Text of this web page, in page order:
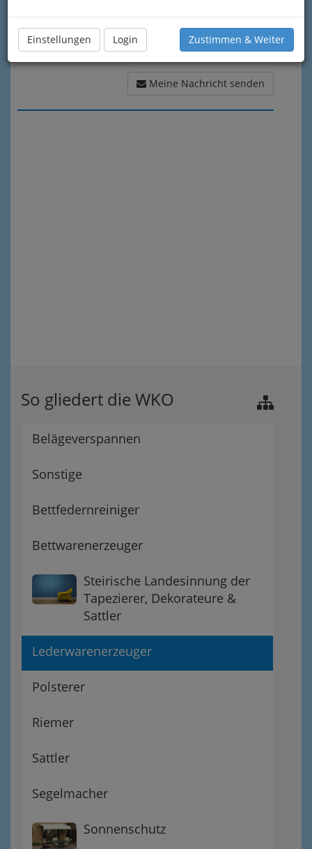
Einstellungen Login Zustimmen & Weiter
Meine Nachricht senden
So gliedert die WKO
Belägeverspannen
Sonstige
Bettfedernreiniger
Bettwarenerzeuger
Steirische Landesinnung der
Tapezierer, Dekorateure &
Sattler
Lederwarenerzeuger
Polsterer
Riemer
Sattler
Segelmacher
Sonnenschutz